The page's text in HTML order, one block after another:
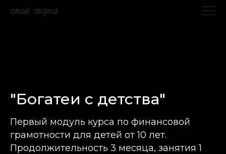
"Богатеи с детства"
Первый модуль курса по финансовой
грамотности для детей от 10 лет.
Продолжительность 3 месяца, занятия 1